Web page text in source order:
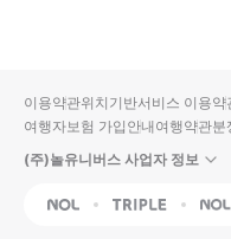
입니
다.
순
상
이용약관위치기반서비스 이용약
여행자보험 가입안내여행약관분
(주)놀유니버스 사업자 정보
NOL Triple